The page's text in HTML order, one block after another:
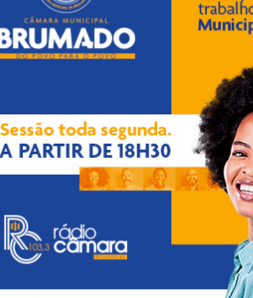
Sudoeste
pelo ex-companheiro
. O suspeito, um